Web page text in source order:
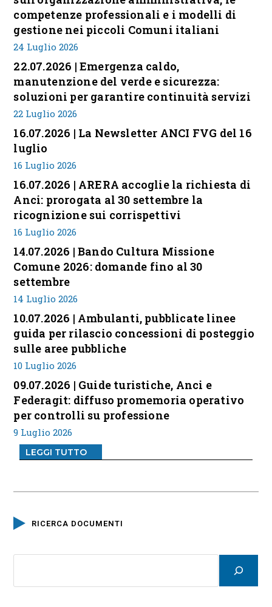
competenze professionali e i modelli di
gestione nei piccoli Comuni italiani
24 Luglio 2026
22.07.2026 | Emergenza caldo,
manutenzione del verde e sicurezza:
soluzioni per garantire continuità servizi
22 Luglio 2026
16.07.2026 | La Newsletter ANCI FVG del 16
luglio
16 Luglio 2026
16.07.2026 | ARERA accoglie la richiesta di
Anci: prorogata al 30 settembre la
ricognizione sui corrispettivi
16 Luglio 2026
14.07.2026 | Bando Cultura Missione
Comune 2026: domande fino al 30
settembre
14 Luglio 2026
10.07.2026 | Ambulanti, pubblicate linee
guida per rilascio concessioni di posteggio
sulle aree pubbliche
10 Luglio 2026
09.07.2026 | Guide turistiche, Anci e
Federagit: diffuso promemoria operativo
per controlli su professione
9 Luglio 2026
LEGGI TUTTO
RICERCA DOCUMENTI